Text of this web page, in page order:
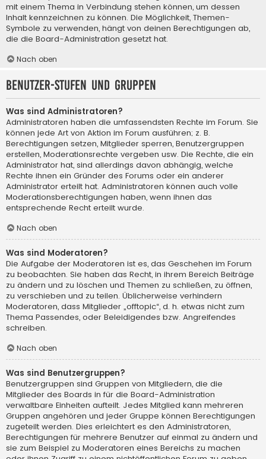
mit einem Thema in Verbindung stehen können, um dessen
Inhalt kennzeichnen zu können. Die Möglichkeit, Themen-
Symbole zu verwenden, hängt von deinen Berechtigungen ab,
die die Board-Administration gesetzt hat.
Nach oben
Benutzer-Stufen und Gruppen
Was sind Administratoren?
Administratoren haben die umfassendsten Rechte im Forum. Sie
können jede Art von Aktion im Forum ausführen; z. B.
Berechtigungen setzen, Mitglieder sperren, Benutzergruppen
erstellen, Moderationsrechte vergeben usw. Die Rechte, die ein
Administrator hat, sind allerdings davon abhängig, welche
Rechte ihnen ein Gründer des Forums oder ein anderer
Administrator erteilt hat. Administratoren können auch volle
Moderationsberechtigungen haben, wenn ihnen das
entsprechende Recht erteilt wurde.
Nach oben
Was sind Moderatoren?
Die Aufgabe der Moderatoren ist es, das Geschehen im Forum
zu beobachten. Sie haben das Recht, in ihrem Bereich Beiträge
zu ändern und zu löschen und Themen zu schließen, zu öffnen,
zu verschieben und zu teilen. Üblicherweise verhindern
Moderatoren, dass Mitglieder „offtopic“, d. h. etwas nicht zum
Thema Passendes, oder Beleidigendes bzw. Angreifendes
schreiben.
Nach oben
Was sind Benutzergruppen?
Benutzergruppen sind Gruppen von Mitgliedern, die die
Mitglieder des Boards in für die Board-Administration
verwaltbare Einheiten aufteilt. Jedes Mitglied kann mehreren
Gruppen angehören und jeder Gruppe können Berechtigungen
zugeteilt werden. Dies erleichtert es den Administratoren,
Berechtigungen für mehrere Benutzer auf einmal zu ändern und
sie zum Beispiel zu Moderatoren eines Bereichs zu machen